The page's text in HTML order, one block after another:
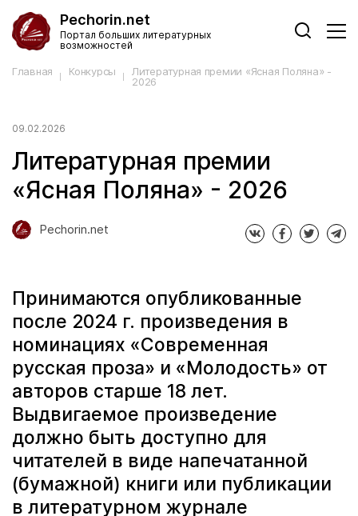
Pechorin.net
Портал больших литературных
возможностей
Главная Конкурсы
Литературная премии «Ясная Поляна» -
2026
Литературная премии
«Ясная Поляна» - 2026
09.02.2026
Pechorin.net
Принимаются опубликованные
после 2024 г. произведения в
номинациях «Современная
русская проза» и «Молодость» от
авторов старше 18 лет.
Выдвигаемое произведение
должно быть доступно для
читателей в виде напечатанной
(бумажной) книги или публикации
в литературном журнале